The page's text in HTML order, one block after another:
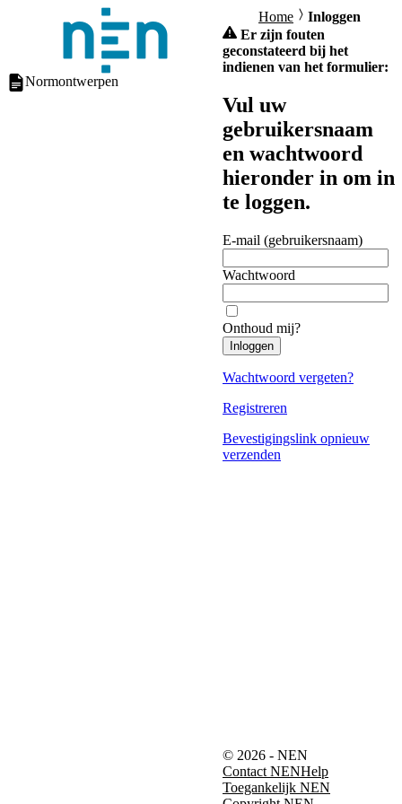
Normontwerpen
Home
Inloggen
Er zijn fouten
geconstateerd bij het
indienen van het formulier:
Vul uw
gebruikersnaam
en wachtwoord
hieronder in om in
te loggen.
E-mail (gebruikersnaam)
Wachtwoord
Onthoud mij?
Inloggen
Wachtwoord vergeten?
Registreren
Bevestigingslink opnieuw
verzenden
© 2026 - NEN
Contact NENHelp
Toegankelijk NEN